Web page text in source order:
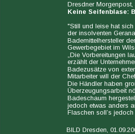
BILD Dresden,
Dresdner Morgenpost,
Keine Seifenblase:
"Still und leise hat
der insolventen
Bademittelhersteller
Gewerbegebiet im
„Die Vorbereitungen
erzählt der
Badezusätze von
Mitarbeiter will der
Die Händler haben
Überzeugungsarbeit
Badeschaum
jedoch etwas anders
Flaschen soll’s